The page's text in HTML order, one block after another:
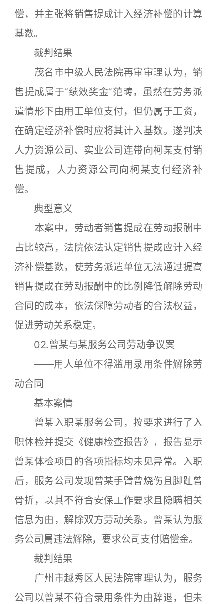
偿，并主张将销售提成计入经济补偿的计算
基数。
裁判结果
茂名市中级人民法院再审审理认为，销
售提成属于“绩效奖金”范畴，虽然在劳务派
遣情形下由用工单位支付，但仍属于工资，
在确定经济补偿时应将其计入基数。遂判决
人力资源公司、实业公司连带向柯某支付销
售提成，人力资源公司向柯某支付经济补
偿。
典型意义
本案中，劳动者销售提成在劳动报酬中
占比较高，法院依法认定销售提成应计入经
济补偿基数，使劳务派遣单位无法通过提高
销售提成在劳动报酬中的比例降低解除劳动
合同的成本，依法保障劳动者的合法权益，
促进劳动关系稳定。
02.曾某与某服务公司劳动争议案
——用人单位不得滥用录用条件解除劳
动合同
基本案情
曾某入职某服务公司，按要求进行了入
职体检并提交《健康检查报告》，报告显示
曾某体检项目的各项指标均未见异常。入职
后，服务公司发现曾某手臂曾烧伤且脚趾曾
骨折，以其不符合安保工作要求且隐瞒相关
信息为由，解除双方劳动关系。曾某认为服
务公司属违法解除，要求公司支付赔偿金。
裁判结果
广州市越秀区人民法院审理认为，服务
公司以曾某不符合录用条件为由辞退，但未